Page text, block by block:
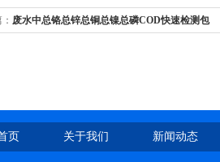
废水中总铬总锌总铜总镍总磷COD快速检测包
页 关于我们 新闻动态